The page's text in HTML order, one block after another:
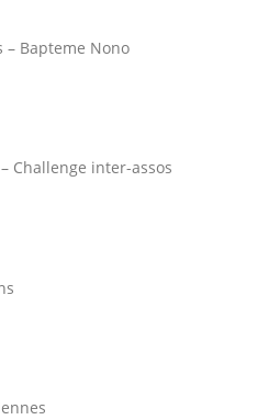
– Bapteme Nono
Challenge inter-assos